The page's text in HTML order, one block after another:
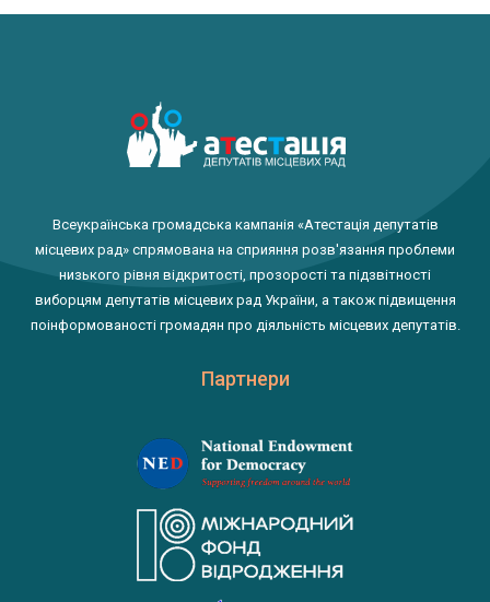
Всеукраїнська громадська кампанія «Атестація депутатів
місцевих рад» спрямована на сприяння розв'язання проблеми
низького рівня відкритості, прозорості та підзвітності
виборцям депутатів місцевих рад України, а також підвищення
поінформованості громадян про діяльність місцевих депутатів.
Партнери